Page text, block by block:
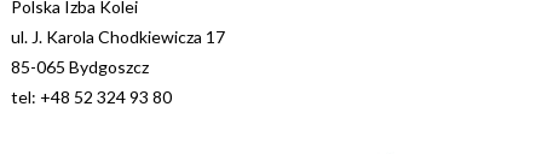
Polska Izba Kolei
ul. J. Karola Chodkiewicza 17
85-065 Bydgoszcz
tel: +48 52 324 93 80